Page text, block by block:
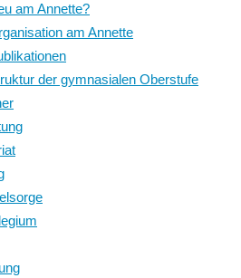
am Annette?
am Annette
der gymnasialen Oberstufe